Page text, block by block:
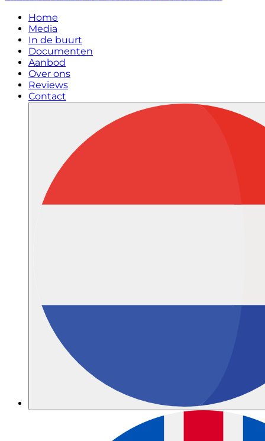
Home
Media
In de buurt
Documenten
Aanbod
Over ons
Reviews
Contact